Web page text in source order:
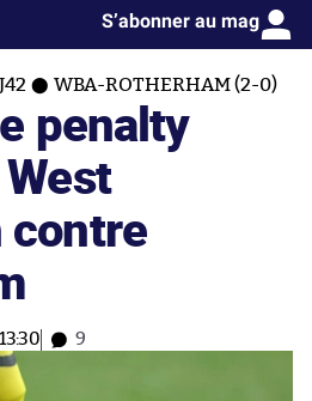
S’abonner au mag
J42 WBA-ROTHERHAM (2-0)
penalty
contre
9